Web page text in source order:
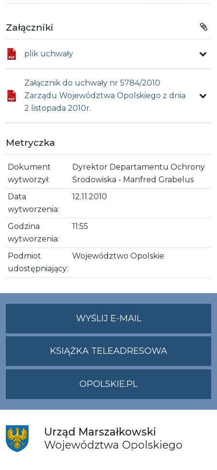
Załączniki
plik uchwały
Załącznik do uchwały nr 5784/2010
Zarządu Województwa Opolskiego z dnia
2 listopada 2010r.
Metryczka
Dokument
wytworzył:
Dyrektor Departamentu Ochrony
Środowiska - Manfred Grabelus
Data
wytworzenia:
12.11.2010
Godzina
wytworzenia:
11:55
Podmiot
udostępniający:
Województwo Opolskie
WYŚLIJ E-MAILNA
ADRES
KSIĄŻKA TELEADRESOWA
OPOLSKIE.PL
Urząd Marszałkowski
Województwa Opolskiego